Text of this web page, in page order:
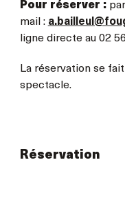
Pour réserver : par
mail :
ligne directe au 02
La réservation se fait
spectacle.
Réservation